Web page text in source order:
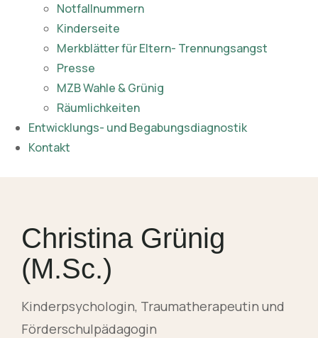
Notfallnummern
Kinderseite
Merkblätter für Eltern- Trennungsangst
Presse
MZB Wahle & Grünig
Räumlichkeiten
Entwicklungs- und Begabungsdiagnostik
Kontakt
Christina Grünig
(M.Sc.)
Kinderpsychologin, Traumatherapeutin und
Förderschulpädagogin